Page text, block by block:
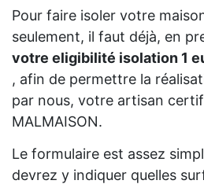
Pour faire isoler votre
seulement, il faut déjà, en
votre eligibilité isolation 1
, afin de permettre la
par nous, votre artisan
MALMAISON.
Le formulaire est assez
devrez y indiquer quelles